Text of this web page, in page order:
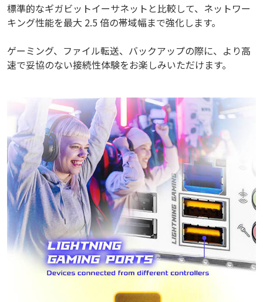
標準的なギガビットイーサネットと比較して、ネットワー
キング性能を最大 2.5 倍の帯域幅まで強化します。
ゲーミング、ファイル転送、バックアップの際に、より高
速で妥協のない接続性体験をお楽しみいただけます。